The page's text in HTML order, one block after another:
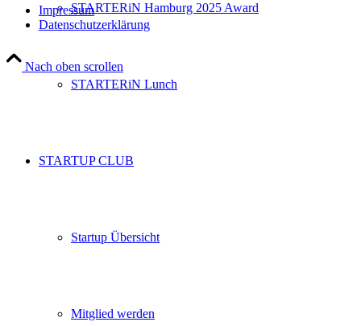
STARTERiN Hamburg 2025 Award
STARTERiN Lunch
STARTUP CLUB
Startup Übersicht
Mitglied werden
Impressum
Datenschutzerklärung
Nach oben scrollen